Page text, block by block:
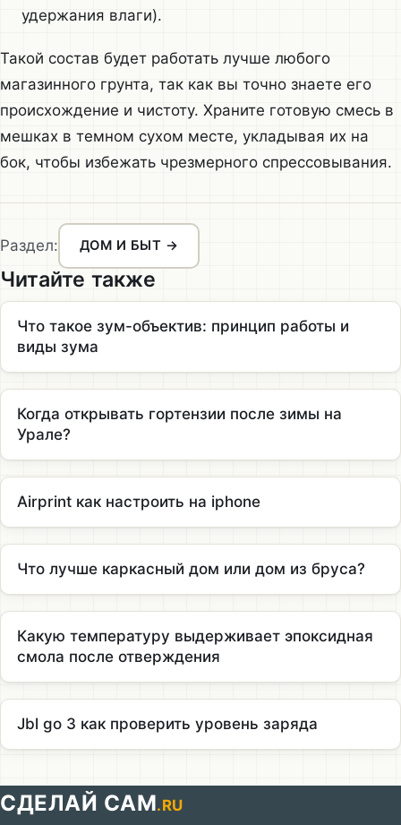
удержания влаги).
Такой состав будет работать лучше любого
магазинного грунта, так как вы точно знаете его
происхождение и чистоту. Храните готовую смесь в
мешках в темном сухом месте, укладывая их на
бок, чтобы избежать чрезмерного спрессовывания.
Раздел: ДОМ И БЫТ →
Читайте также
Что такое зум-объектив: принцип работы и
виды зума
Когда открывать гортензии после зимы на
Урале?
Airprint как настроить на iphone
Что лучше каркасный дом или дом из бруса?
Какую температуру выдерживает эпоксидная
смола после отверждения
Jbl go 3 как проверить уровень заряда
СДЕЛАЙ САМ.RU